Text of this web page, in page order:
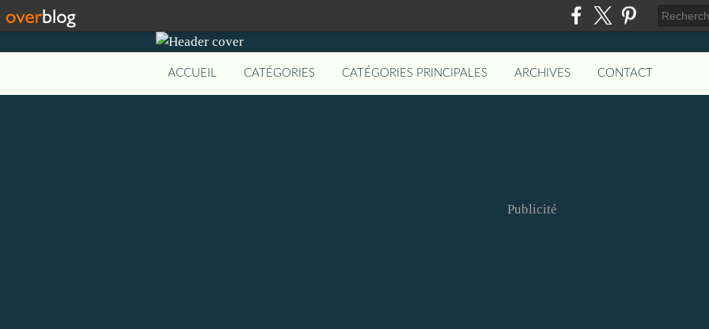
ACCUEIL CATÉGORIES CATÉGORIES PRINCIPALES ARCHIVES CONTACT
Publicité